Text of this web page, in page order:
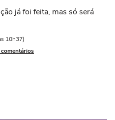
já foi feita, mas só será
10h37)